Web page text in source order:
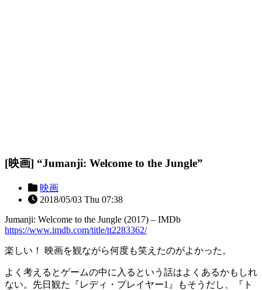
[映画] “Jumanji: Welcome to the Jungle”
映画
2018/05/03 Thu 07:38
Jumanji: Welcome to the Jungle (2017) – IMDb
https://www.imdb.com/title/tt2283362/
楽しい！ 映画を観ながら何度も笑えたのがよかった。
よく考えるとゲームの中に入るという話はよくあるかもしれ
ない。先日観た『レディ・プレイヤー1』もそうだし、『ト